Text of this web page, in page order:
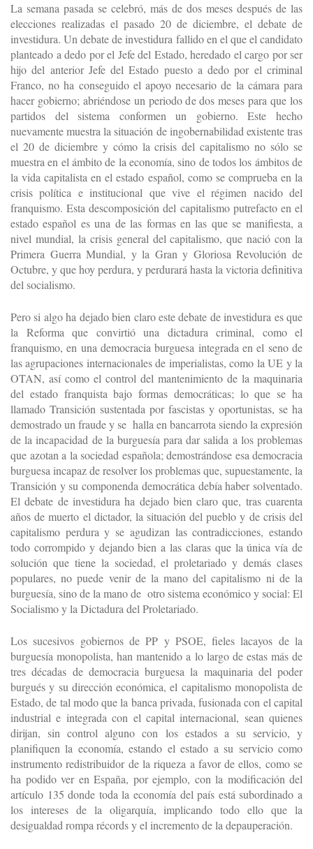
La semana pasada se celebró, más de dos meses después de las
elecciones realizadas el pasado 20 de diciembre, el debate de
investidura. Un debate de investidura fallido en el que el candidato
planteado a dedo por el Jefe del Estado, heredado el cargo por ser
hijo del anterior Jefe del Estado puesto a dedo por el criminal
Franco, no ha conseguido el apoyo necesario de la cámara para
hacer gobierno; abriéndose un periodo de dos meses para que los
partidos del sistema conformen un gobierno. Este hecho
nuevamente muestra la situación de ingobernabilidad existente tras
el 20 de diciembre y cómo la crisis del capitalismo no sólo se
muestra en el ámbito de la economía, sino de todos los ámbitos de
la vida capitalista en el estado español, como se comprueba en la
crisis política e institucional que vive el régimen nacido del
franquismo. Esta descomposición del capitalismo putrefacto en el
estado español es una de las formas en las que se manifiesta, a
nivel mundial, la crisis general del capitalismo, que nació con la
Primera Guerra Mundial, y la Gran y Gloriosa Revolución de
Octubre, y que hoy perdura, y perdurará hasta la victoria definitiva
del socialismo.
Pero si algo ha dejado bien claro este debate de investidura es que
la Reforma que convirtió una dictadura criminal, como el
franquismo, en una democracia burguesa integrada en el seno de
las agrupaciones internacionales de imperialistas, como la UE y la
OTAN, así como el control del mantenimiento de la maquinaria
del estado franquista bajo formas democráticas; lo que se ha
llamado Transición sustentada por fascistas y oportunistas, se ha
demostrado un fraude y se halla en bancarrota siendo la expresión
de la incapacidad de la burguesía para dar salida a los problemas
que azotan a la sociedad española; demostrándose esa democracia
burguesa incapaz de resolver los problemas que, supuestamente, la
Transición y su componenda democrática debía haber solventado.
El debate de investidura ha dejado bien claro que, tras cuarenta
años de muerto el dictador, la situación del pueblo y de crisis del
capitalismo perdura y se agudizan las contradicciones, estando
todo corrompido y dejando bien a las claras que la única vía de
solución que tiene la sociedad, el proletariado y demás clases
populares, no puede venir de la mano del capitalismo ni de la
burguesía, sino de la mano de otro sistema económico y social: El
Socialismo y la Dictadura del Proletariado.
Los sucesivos gobiernos de PP y PSOE, fieles lacayos de la
burguesía monopolista, han mantenido a lo largo de estas más de
tres décadas de democracia burguesa la maquinaria del poder
burgués y su dirección económica, el capitalismo monopolista de
Estado, de tal modo que la banca privada, fusionada con el capital
industrial e integrada con el capital internacional, sean quienes
dirijan, sin control alguno con los estados a su servicio, y
planifiquen la economía, estando el estado a su servicio como
instrumento redistribuidor de la riqueza a favor de ellos, como se
ha podido ver en España, por ejemplo, con la modificación del
artículo 135 donde toda la economía del país está subordinado a
los intereses de la oligarquía, implicando todo ello que la
desigualdad rompa récords y el incremento de la depauperación.